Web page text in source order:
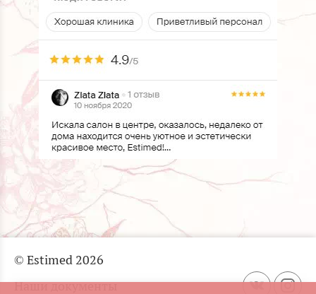
© Estimed 2026
Наши документы